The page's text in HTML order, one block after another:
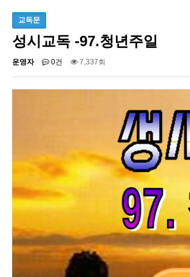
교독문
성시교독 -97.청년주일
운영자 0건 7,337회